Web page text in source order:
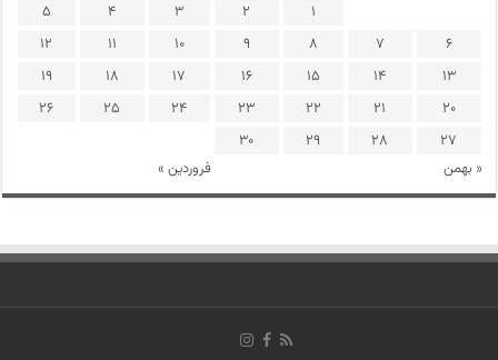
« بهمن فروردین »
1
2
3
4
5
6
7
8
9
10
11
12
13
14
15
16
17
18
19
20
21
22
23
24
25
26
27
28
29
30